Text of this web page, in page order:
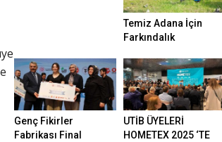
Temiz Adana İçin
Farkındalık
Genç Fikirler
Fabrikası Final
UTİB ÜYELERİ
HOMETEX 2025 ‘TE
Görünen Köy
ALI BEKTAN